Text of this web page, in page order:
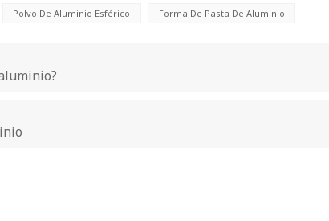
Polvo De Aluminio Esférico Forma De Pasta De Aluminio